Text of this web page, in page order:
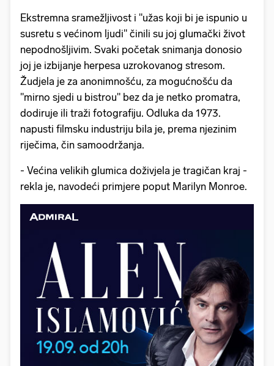
Ekstremna sramežljivost i "užas koji bi je ispunio u
susretu s većinom ljudi" činili su joj glumački život
nepodnošljivim. Svaki početak snimanja donosio
joj je izbijanje herpesa uzrokovanog stresom.
Žudjela je za anonimnošću, za mogućnošću da
"mirno sjedi u bistrou" bez da je netko promatra,
dodiruje ili traži fotografiju. Odluka da 1973.
napusti filmsku industriju bila je, prema njezinim
riječima, čin samoodržanja.
- Većina velikih glumica doživjela je tragičan kraj -
rekla je, navodeći primjere poput Marilyn Monroe.